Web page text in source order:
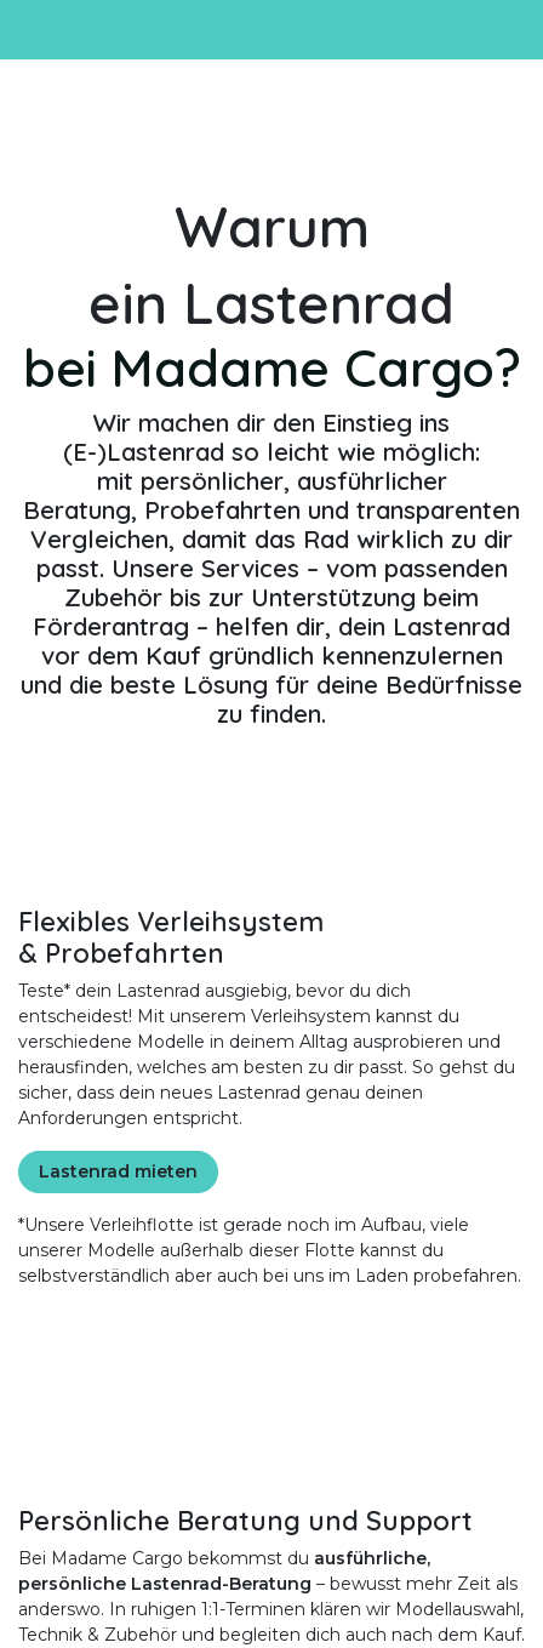
Warum
ein Lastenrad
bei Madame Cargo?
Wir machen dir den Einstieg ins
(E-)Lastenrad so leicht wie möglich:
mit persönlicher, ausführlicher
Beratung, Probefahrten und transparenten
Vergleichen, damit das Rad wirklich zu dir
passt. Unsere Services – vom passenden
Zubehör bis zur Unterstützung beim
Förderantrag – helfen dir, dein Lastenrad
vor dem Kauf gründlich kennenzulernen
und die beste Lösung für deine Bedürfnisse
zu finden.
Flexibles Verleihsystem
& Probefahrten
Teste* dein Lastenrad ausgiebig, bevor du dich
entscheidest! Mit unserem Verleihsystem kannst du
verschiedene Modelle in deinem Alltag ausprobieren und
herausfinden, welches am besten zu dir passt. So gehst du
sicher, dass dein neues Lastenrad genau deinen
Anforderungen entspricht.
Lastenrad mieten
*Unsere Verleihflotte ist gerade noch im Aufbau, viele
unserer Modelle außerhalb dieser Flotte kannst du
selbstverständlich aber auch bei uns im Laden probefahren.
Persönliche Beratung und Support
Bei Madame Cargo bekommst du ausführliche,
persönliche Lastenrad-Beratung – bewusst mehr Zeit als
anderswo. In ruhigen 1:1-Terminen klären wir Modellauswahl,
Technik & Zubehör und begleiten dich auch nach dem Kauf.